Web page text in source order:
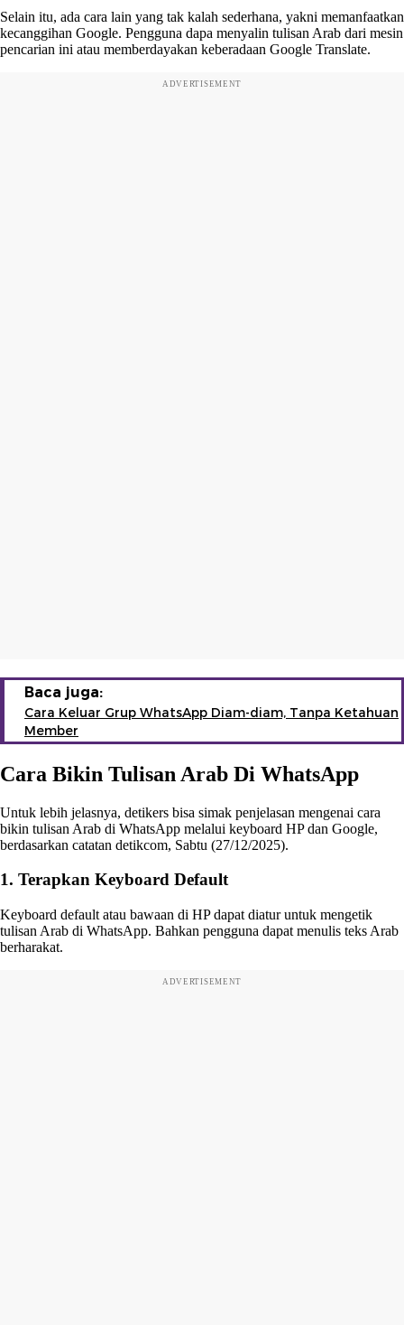
Selain itu, ada cara lain yang tak kalah sederhana, yakni memanfaatkan
kecanggihan Google. Pengguna dapa menyalin tulisan Arab dari mesin
pencarian ini atau memberdayakan keberadaan Google Translate.
ADVERTISEMENT
Baca juga:
Cara Keluar Grup WhatsApp Diam-diam, Tanpa Ketahuan
Member
Cara Bikin Tulisan Arab Di WhatsApp
Untuk lebih jelasnya, detikers bisa simak penjelasan mengenai cara
bikin tulisan Arab di WhatsApp melalui keyboard HP dan Google,
berdasarkan catatan detikcom, Sabtu (27/12/2025).
1. Terapkan Keyboard Default
Keyboard default atau bawaan di HP dapat diatur untuk mengetik
tulisan Arab di WhatsApp. Bahkan pengguna dapat menulis teks Arab
berharakat.
ADVERTISEMENT